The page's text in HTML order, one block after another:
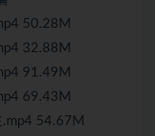
50.28M
32.88M
91.49M
69.43M
54.67M